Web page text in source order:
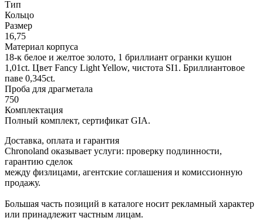
Тип
Кольцо
Размер
16,75
Материал корпуса
18-к белое и желтое золото, 1 бриллиант огранки кушон
1,01ct. Цвет Fancy Light Yellow, чистота SI1. Бриллиантовое
паве 0,345ct.
Проба для драгметала
750
Комплектация
Полный комплект, сертификат GIA.
Доставка, оплата и гарантия
Chronoland оказывает услуги: проверку подлинности,
гарантию сделок
между физлицами, агентские соглашения и комиссионную
продажу.
Большая часть позиций в каталоге носит рекламный характер
или принадлежит частным лицам.